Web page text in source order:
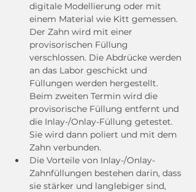
digitale Modellierung oder mit
einem Material wie Kitt gemessen.
Der Zahn wird mit einer
provisorischen Füllung
verschlossen. Die Abdrücke werden
an das Labor geschickt und
Füllungen werden hergestellt.
Beim zweiten Termin wird die
provisorische Füllung entfernt und
die Inlay-/Onlay-Füllung getestet.
Sie wird dann poliert und mit dem
Zahn verbunden.
Die Vorteile von Inlay-/Onlay-
Zahnfüllungen bestehen darin, dass
sie stärker und langlebiger sind,